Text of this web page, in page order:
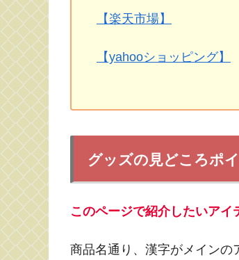
【楽天市場】
【yahooショッピング】
グッズの見どころポ
このページで紹介したいア
商品名通り、漢字がメインの